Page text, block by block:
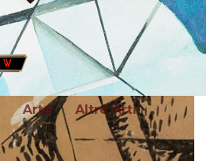
Arte Altre Arti